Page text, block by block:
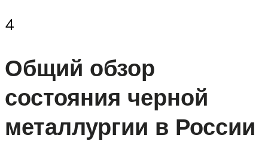
4
Общий обзор
состояния черной
металлургии в России